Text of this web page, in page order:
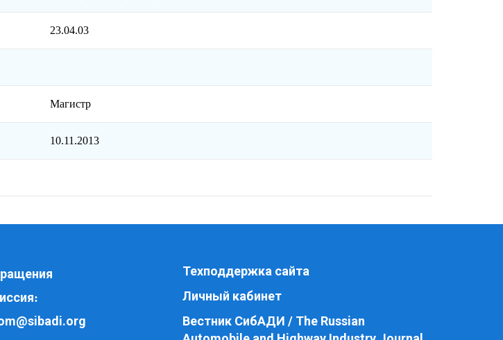
23.04.03
Магистр
10.11.2013
:
Техподдержка сайта
Личный кабинет
Вестник СибАДИ / The Russian